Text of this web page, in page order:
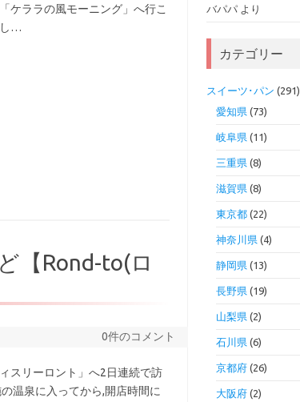
ケララの風モーニング」へ行こ
し…
【Rond-to(ロ
0件のコメント
スリーロント」へ2日連続で訪
温泉に入ってから,開店時間に
バパパより
カテゴリー
スイーツ･パン (291)
愛知県(73)
岐阜県(11)
三重県(8)
滋賀県(8)
東京都(22)
神奈川県(4)
静岡県(13)
長野県(19)
山梨県(2)
石川県(6)
京都府(26)
大阪府(2)